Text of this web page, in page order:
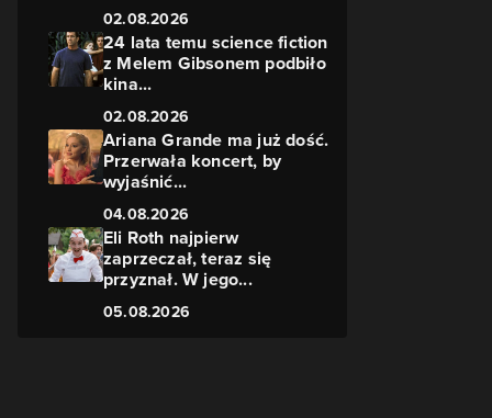
02.08.2026
24 lata temu science fiction
z Melem Gibsonem podbiło
kina...
02.08.2026
Ariana Grande ma już dość.
Przerwała koncert, by
wyjaśnić...
04.08.2026
Eli Roth najpierw
zaprzeczał, teraz się
przyznał. W jego...
05.08.2026